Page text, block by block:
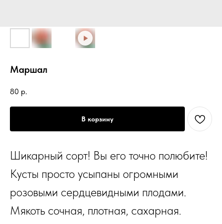
Маршал
80 р.
В корзину
Шикарный сорт! Вы его точно полюбите!
Кусты просто усыпаны огромными
розовыми сердцевидными плодами.
Мякоть сочная, плотная, сахарная.